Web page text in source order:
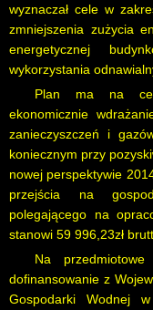
wyznaczał cele w
zmniejszenia zużycia
energetycznej
wykorzystania
Plan ma na
ekonomicznie
zanieczyszczeń i
koniecznym przy
nowej perspektywie
przejścia na
polegającego na
stanowi 59 996,23zł
Na
dofinansowanie z
Gospodarki Wodnej